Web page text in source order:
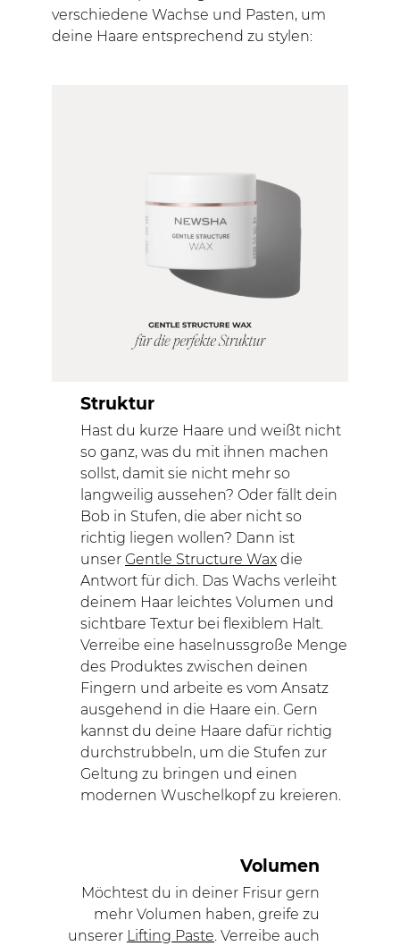
verschiedene Wachse und Pasten, um
deine Haare entsprechend zu stylen:
Struktur
Hast du kurze Haare und weißt nicht
so ganz, was du mit ihnen machen
sollst, damit sie nicht mehr so
langweilig aussehen? Oder fällt dein
Bob in Stufen, die aber nicht so
richtig liegen wollen? Dann ist
unser Gentle Structure Wax die
Antwort für dich. Das Wachs verleiht
deinem Haar leichtes Volumen und
sichtbare Textur bei flexiblem Halt.
Verreibe eine haselnussgroße Menge
des Produktes zwischen deinen
Fingern und arbeite es vom Ansatz
ausgehend in die Haare ein. Gern
kannst du deine Haare dafür richtig
durchstrubbeln, um die Stufen zur
Geltung zu bringen und einen
modernen Wuschelkopf zu kreieren.
Volumen
Möchtest du in deiner Frisur gern
mehr Volumen haben, greife zu
unserer Lifting Paste. Verreibe auch